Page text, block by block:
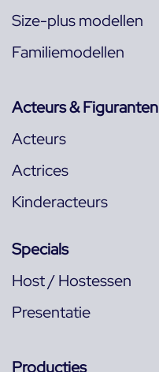
Size-plus modellen
Familiemodellen
Acteurs & Figuranten
Acteurs
Actrices
Kinderacteurs
Specials
Host / Hostessen
Presentatie
Producties